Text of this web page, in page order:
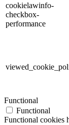
cookielawinfo-
checkbox-
performance
Functional
Functional
Functional cookies